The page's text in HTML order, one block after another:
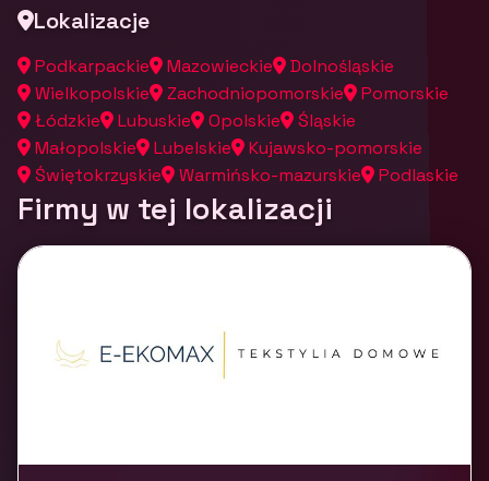
Lokalizacje
Podkarpackie Mazowieckie
Dolnośląskie
Wielkopolskie
Zachodniopomorskie
Pomorskie
Łódzkie
Lubuskie Opolskie
Śląskie
Małopolskie
Lubelskie
Kujawsko-pomorskie
Świętokrzyskie
Warmińsko-mazurskie Podlaskie
Firmy w tej lokalizacji